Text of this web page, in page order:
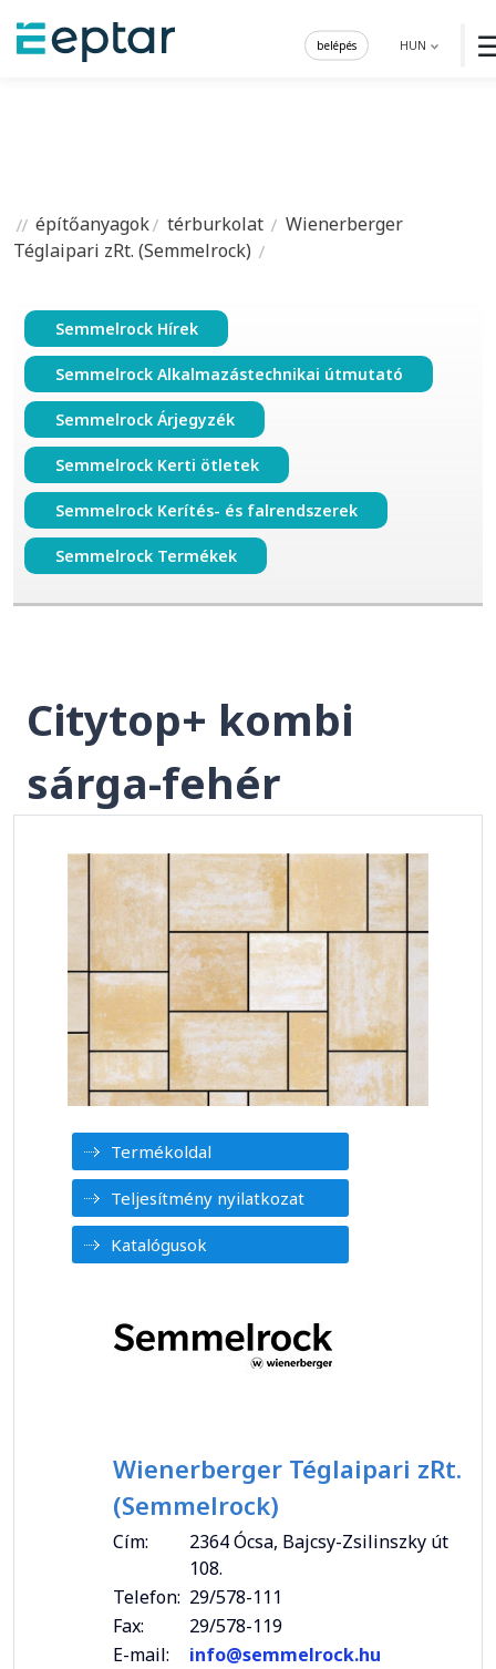
HUN
belépés
építőanyagok térburkolat
Wienerberger
Téglaipari zRt. (Semmelrock)
Semmelrock Hírek
Semmelrock Alkalmazástechnikai útmutató
Semmelrock Árjegyzék
Semmelrock Kerti ötletek
Semmelrock Kerítés- és falrendszerek
Semmelrock Termékek
Citytop+ kombi
sárga-fehér
Termékoldal
Teljesítmény nyilatkozat
Katalógusok
Wienerberger Téglaipari zRt.
(Semmelrock)
Cím:
2364 Ócsa, Bajcsy-Zsilinszky út
108.
Telefon: 29/578-111
Fax:
29/578-119
E-mail:
info@semmelrock.hu